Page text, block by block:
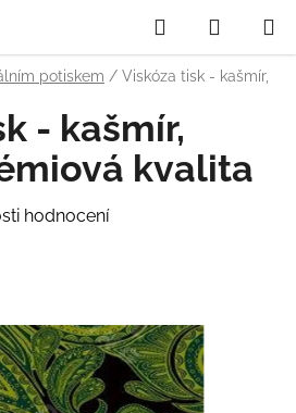
Hledat
KOŠÍK
potiskem / Viskóza tisk - kašmír,
- kašmír,
kvalita
hodnocení